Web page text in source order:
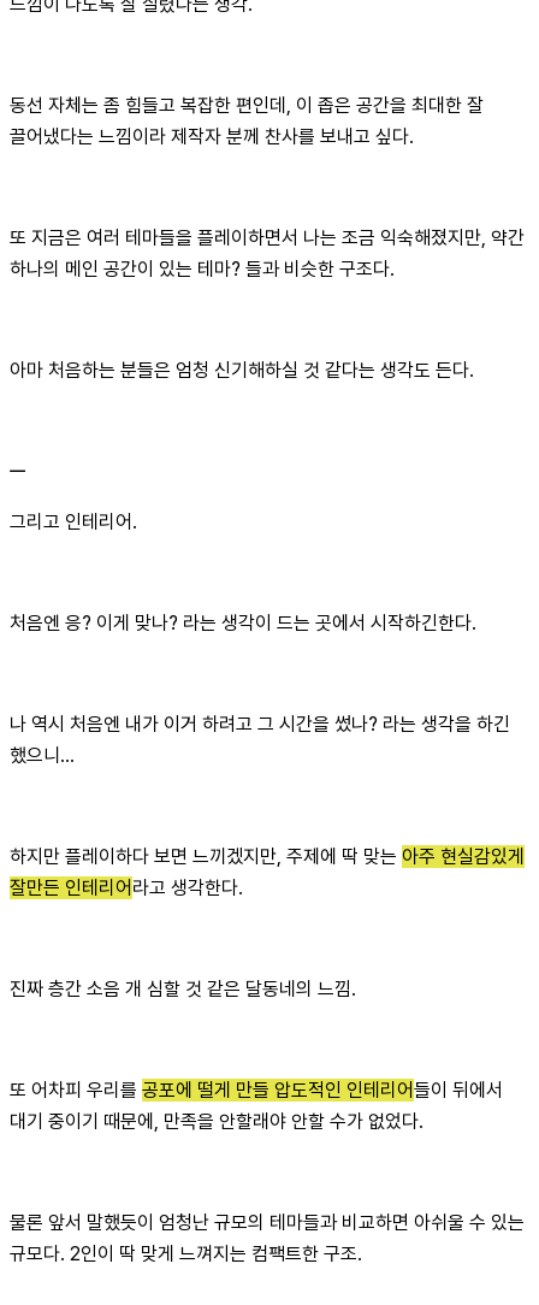
동선 자체는 좀 힘들고 복잡한 편인데, 이 좁은 공간을 최대한 잘
끌어냈다는 느낌이라 제작자 분께 찬사를 보내고 싶다.
또 지금은 여러 테마들을 플레이하면서 나는 조금 익숙해졌지만, 약간
하나의 메인 공간이 있는 테마? 들과 비슷한 구조다.
아마 처음하는 분들은 엄청 신기해하실 것 같다는 생각도 든다.
ㅡ
그리고 인테리어.
처음엔 응? 이게 맞나? 라는 생각이 드는 곳에서 시작하긴한다.
나 역시 처음엔 내가 이거 하려고 그 시간을 썼나? 라는 생각을 하긴
했으니...
하지만 플레이하다 보면 느끼겠지만, 주제에 딱 맞는 아주 현실감있게
잘만든 인테리어 라고 생각한다.
진짜 층간 소음 개 심할 것 같은 달동네의 느낌.
또 어차피 우리를 공포에 떨게 만들 압도적인 인테리어들이 뒤에서
대기 중이기 때문에, 만족을 안할래야 안할 수가 없었다.
물론 앞서 말했듯이 엄청난 규모의 테마들과 비교하면 아쉬울 수 있는
규모다. 2인이 딱 맞게 느껴지는 컴팩트한 구조.